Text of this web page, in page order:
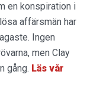
en konspiration i
affärsmän har
Ingen
men Clay
gång. Läs vår